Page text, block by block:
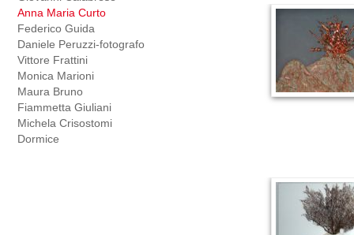
Anna Maria Curto
Federico Guida
Daniele Peruzzi-fotografo
Vittore Frattini
Monica Marioni
Maura Bruno
Fiammetta Giuliani
Michela Crisostomi
Dormice